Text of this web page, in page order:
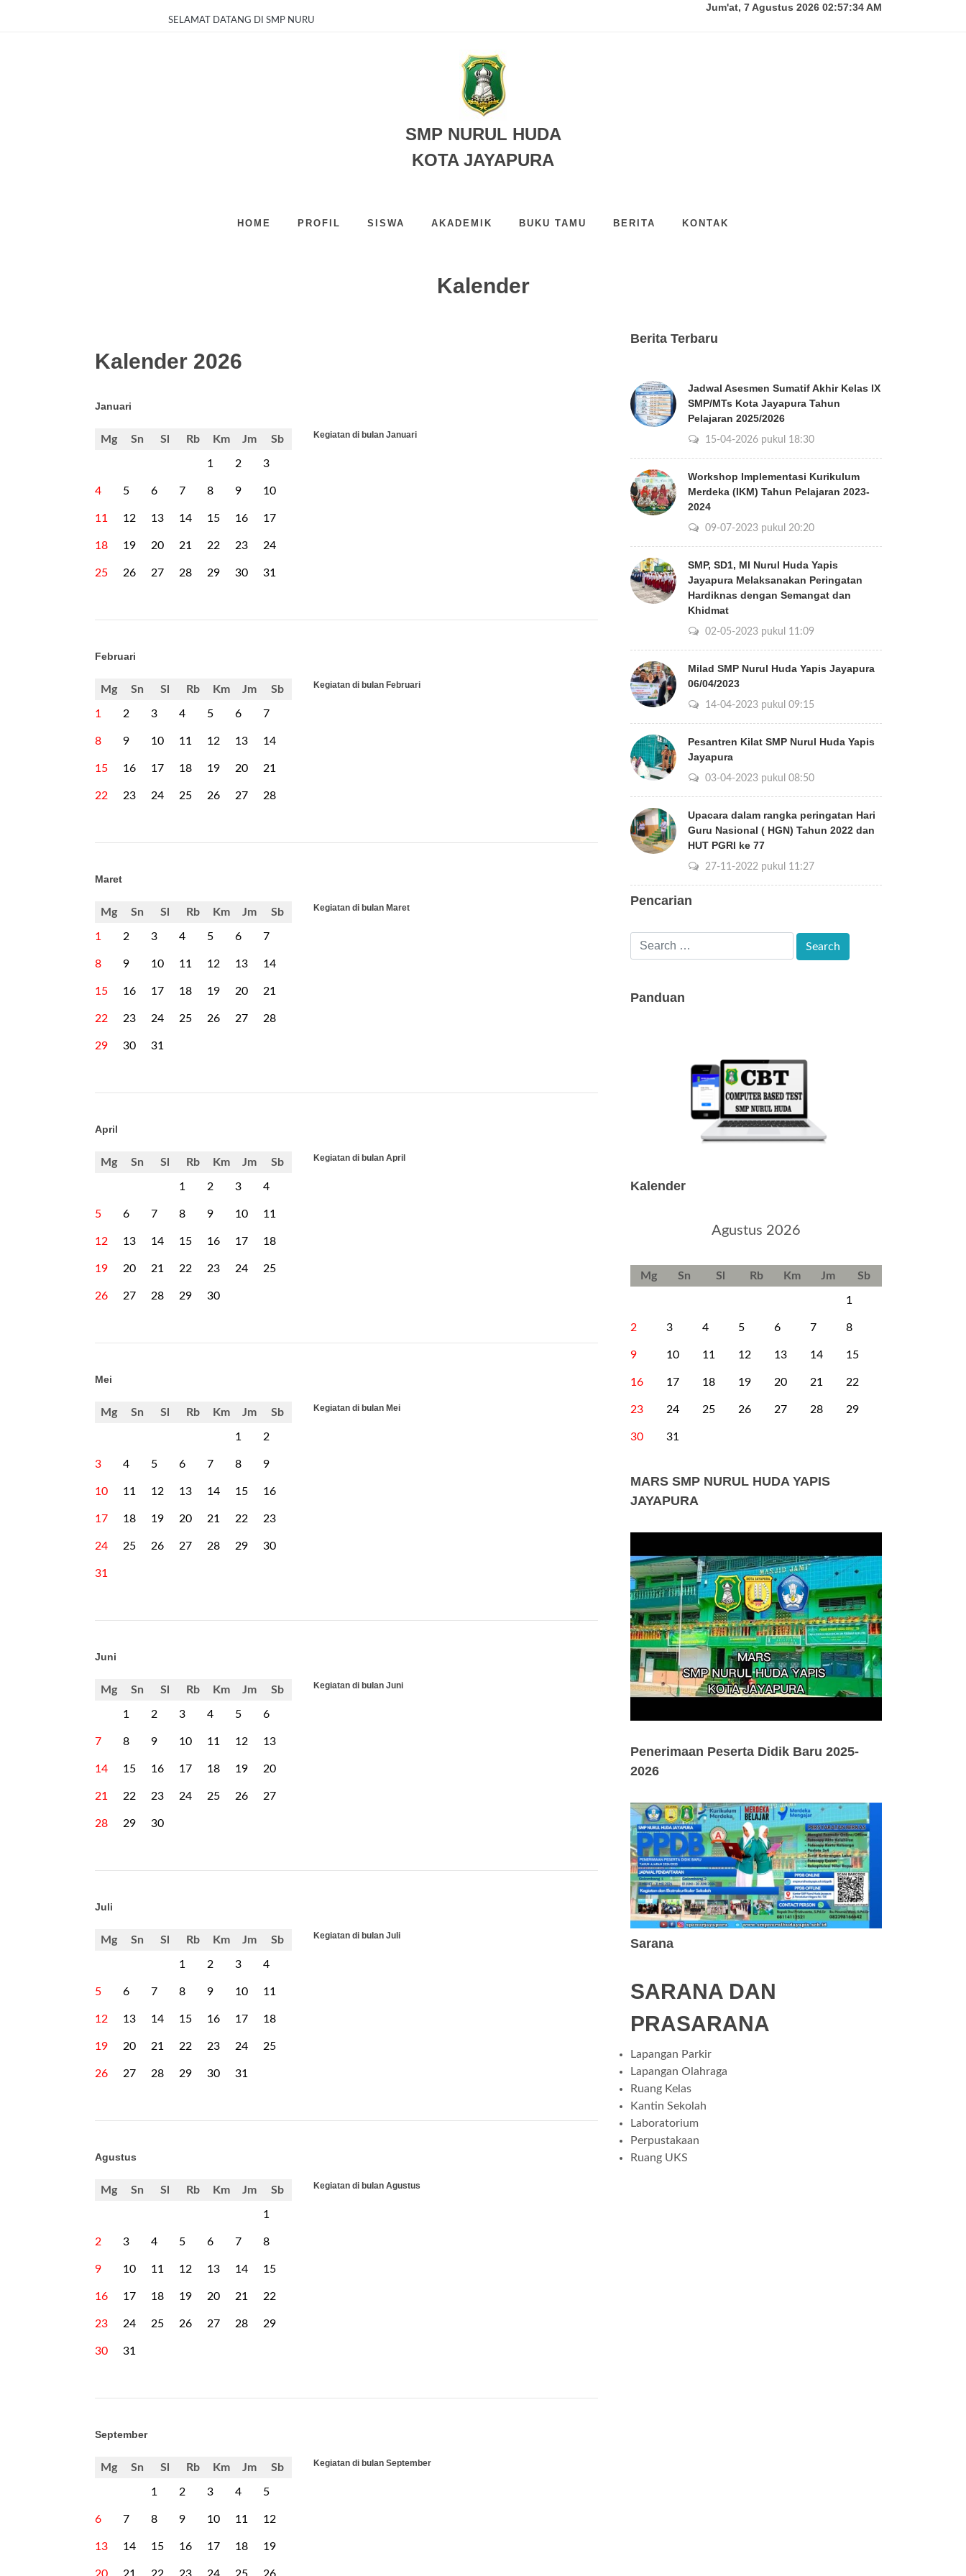
SELAMAT DATANG DI SMP NURUL HUDA JAYAPURA
Jum'at, 7 Agustus 2026 02:57:35 AM
SMP NURUL HUDA
KOTA JAYAPURA
HOME PROFIL SISWA AKADEMIK BUKU TAMU BERITA KONTAK
Kalender
Kalender 2026
Januari
Mg Sn Sl Rb Km Jm Sb
1 2 3
4 5 6 7 8 9 10
11 12 13 14 15 16 17
18 19 20 21 22 23 24
25 26 27 28 29 30 31
Kegiatan di bulan Januari
Februari
Mg Sn Sl Rb Km Jm Sb
1 2 3 4 5 6 7
8 9 10 11 12 13 14
15 16 17 18 19 20 21
22 23 24 25 26 27 28
Kegiatan di bulan Februari
Maret
Mg Sn Sl Rb Km Jm Sb
1 2 3 4 5 6 7
8 9 10 11 12 13 14
15 16 17 18 19 20 21
22 23 24 25 26 27 28
29 30 31
Kegiatan di bulan Maret
April
Mg Sn Sl Rb Km Jm Sb
1 2 3 4
5 6 7 8 9 10 11
12 13 14 15 16 17 18
19 20 21 22 23 24 25
26 27 28 29 30
Kegiatan di bulan April
Mei
Mg Sn Sl Rb Km Jm Sb
1 2
3 4 5 6 7 8 9
10 11 12 13 14 15 16
17 18 19 20 21 22 23
24 25 26 27 28 29 30
31
Kegiatan di bulan Mei
Juni
Mg Sn Sl Rb Km Jm Sb
1 2 3 4 5 6
7 8 9 10 11 12 13
14 15 16 17 18 19 20
21 22 23 24 25 26 27
28 29 30
Kegiatan di bulan Juni
Juli
Mg Sn Sl Rb Km Jm Sb
1 2 3 4
5 6 7 8 9 10 11
12 13 14 15 16 17 18
19 20 21 22 23 24 25
26 27 28 29 30 31
Kegiatan di bulan Juli
Agustus
Mg Sn Sl Rb Km Jm Sb
1
2 3 4 5 6 7 8
9 10 11 12 13 14 15
16 17 18 19 20 21 22
23 24 25 26 27 28 29
30 31
Kegiatan di bulan Agustus
September
Mg Sn Sl Rb Km Jm Sb
1 2 3 4 5
6 7 8 9 10 11 12
13 14 15 16 17 18 19
Kegiatan di bulan September
Berita Terbaru
Jadwal Asesmen Sumatif Akhir Kelas IX
SMP/MTs Kota Jayapura Tahun
Pelajaran 2025/2026
15-04-2026 pukul 18:30
Workshop Implementasi Kurikulum
Merdeka (IKM) Tahun Pelajaran 2023-
2024
09-07-2023 pukul 20:20
SMP, SD1, MI Nurul Huda Yapis
Jayapura Melaksanakan Peringatan
Hardiknas dengan Semangat dan
Khidmat
02-05-2023 pukul 11:09
Milad SMP Nurul Huda Yapis Jayapura
06/04/2023
14-04-2023 pukul 09:15
Pesantren Kilat SMP Nurul Huda Yapis
Jayapura
03-04-2023 pukul 08:50
Upacara dalam rangka peringatan Hari
Guru Nasional ( HGN) Tahun 2022 dan
HUT PGRI ke 77
27-11-2022 pukul 11:27
Pencarian
Panduan
Kalender
Agustus 2026
Mg Sn Sl Rb Km Jm Sb
1
2 3 4 5 6 7 8
9 10 11 12 13 14 15
16 17 18 19 20 21 22
23 24 25 26 27 28 29
30 31
MARS SMP NURUL HUDA YAPIS
JAYAPURA
Penerimaan Peserta Didik Baru 2025-
2026
Sarana
SARANA DAN
PRASARANA
Lapangan Parkir
Lapangan Olahraga
Ruang Kelas
Kantin Sekolah
Laboratorium
Perpustakaan
Ruang UKS